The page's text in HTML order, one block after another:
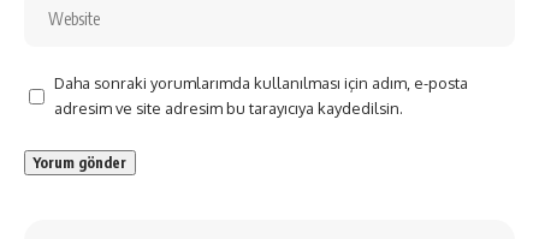
Daha sonraki yorumlarımda kullanılması için adım, e-posta
adresim ve site adresim bu tarayıcıya kaydedilsin.